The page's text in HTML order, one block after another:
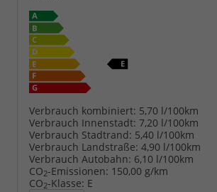
Verbrauch kombiniert: 5,70 l/100km
Verbrauch Innenstadt: 7,20 l/100km
Verbrauch Stadtrand: 5,40 l/100km
Verbrauch Landstraße: 4,90 l/100km
Verbrauch Autobahn: 6,10 l/100km
CO2-Emissionen: 150,00 g/km
CO2-Klasse: E